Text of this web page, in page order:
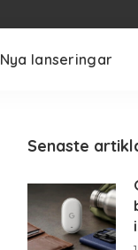
Nya lanseringar
Senaste